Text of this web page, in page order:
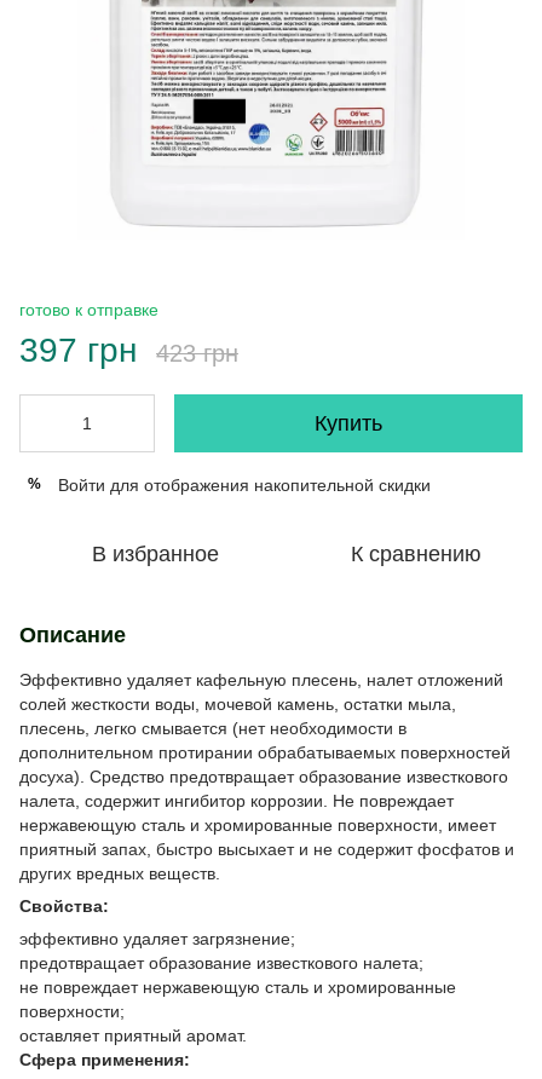
готово к отправке
397 грн 423 грн
Купить
% Войти для отображения накопительной скидки
В избранное К сравнению
Описание
Эффективно удаляет кафельную плесень, налет отложений
солей жесткости воды, мочевой камень, остатки мыла,
плесень, легко смывается (нет необходимости в
дополнительном протирании обрабатываемых поверхностей
досуха). Средство предотвращает образование известкового
налета, содержит ингибитор коррозии. Не повреждает
нержавеющую сталь и хромированные поверхности, имеет
приятный запах, быстро высыхает и не содержит фосфатов и
других вредных веществ.
Свойства:
эффективно удаляет загрязнение;
предотвращает образование известкового налета;
не повреждает нержавеющую сталь и хромированные
поверхности;
оставляет приятный аромат.
Сфера применения: